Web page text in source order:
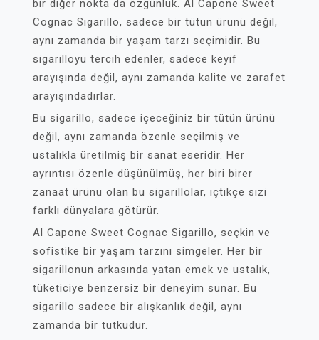
bir diğer nokta da özgünlük. Al Capone Sweet
Cognac Sigarillo, sadece bir tütün ürünü değil,
aynı zamanda bir yaşam tarzı seçimidir. Bu
sigarilloyu tercih edenler, sadece keyif
arayışında değil, aynı zamanda kalite ve zarafet
arayışındadırlar.
Bu sigarillo, sadece içeceğiniz bir tütün ürünü
değil, aynı zamanda özenle seçilmiş ve
ustalıkla üretilmiş bir sanat eseridir. Her
ayrıntısı özenle düşünülmüş, her biri birer
zanaat ürünü olan bu sigarillolar, içtikçe sizi
farklı dünyalara götürür.
Al Capone Sweet Cognac Sigarillo, seçkin ve
sofistike bir yaşam tarzını simgeler. Her bir
sigarillonun arkasında yatan emek ve ustalık,
tüketiciye benzersiz bir deneyim sunar. Bu
sigarillo sadece bir alışkanlık değil, aynı
zamanda bir tutkudur.